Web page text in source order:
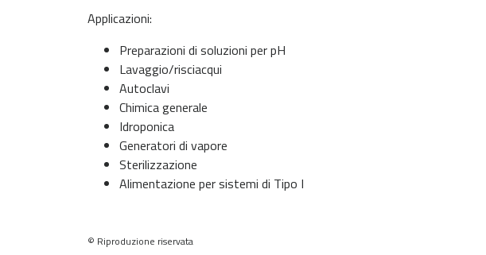
Applicazioni:
Preparazioni di soluzioni per pH
Lavaggio/risciacqui
Autoclavi
Chimica generale
Idroponica
Generatori di vapore
Sterilizzazione
Alimentazione per sistemi di Tipo I
© Riproduzione riservata